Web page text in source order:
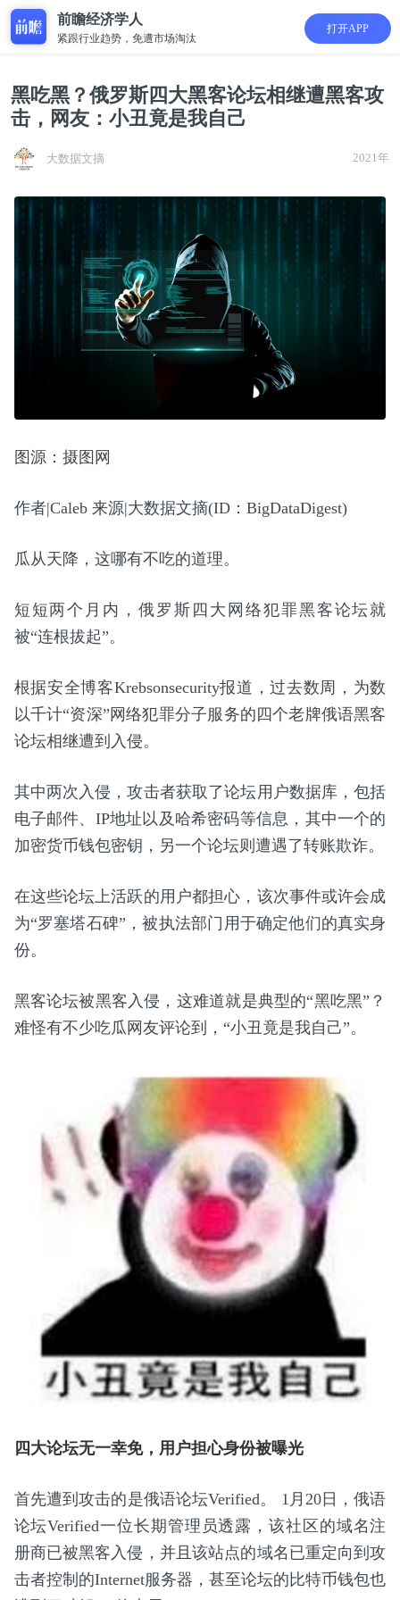
前瞻经济学人
紧跟行业趋势，免遭市场淘汰
打开APP
黑吃黑？俄罗斯四大黑客论坛相继遭黑客攻
击，网友：小丑竟是我自己
大数据文摘 2021年
图源：摄图网
作者|Caleb 来源|大数据文摘(ID：BigDataDigest)
瓜从天降，这哪有不吃的道理。
短短两个月内，俄罗斯四大网络犯罪黑客论坛就
被“连根拔起”。
根据安全博客Krebsonsecurity报道，过去数周，为数
以千计“资深”网络犯罪分子服务的四个老牌俄语黑客
论坛相继遭到入侵。
其中两次入侵，攻击者获取了论坛用户数据库，包括
电子邮件、IP地址以及哈希密码等信息，其中一个的
加密货币钱包密钥，另一个论坛则遭遇了转账欺诈。
在这些论坛上活跃的用户都担心，该次事件或许会成
为“罗塞塔石碑”，被执法部门用于确定他们的真实身
份。
黑客论坛被黑客入侵，这难道就是典型的“黑吃黑”？
难怪有不少吃瓜网友评论到，“小丑竟是我自己”。
四大论坛无一幸免，用户担心身份被曝光
首先遭到攻击的是俄语论坛Verified。 1月20日，俄语
论坛Verified一位长期管理员透露，该社区的域名注
册商已被黑客入侵，并且该站点的域名已重定向到攻
击者控制的Internet服务器，甚至论坛的比特币钱包也